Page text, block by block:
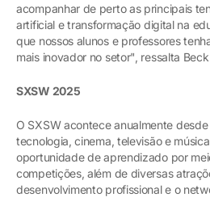
acompanhar de perto as principais
artificial e transformação digital na
que nossos alunos e professores
mais inovador no setor", ressalta
SXSW 2025
O SXSW acontece anualmente
tecnologia, cinema, televisão e
oportunidade de aprendizado por
competições, além de diversas
desenvolvimento profissional e o